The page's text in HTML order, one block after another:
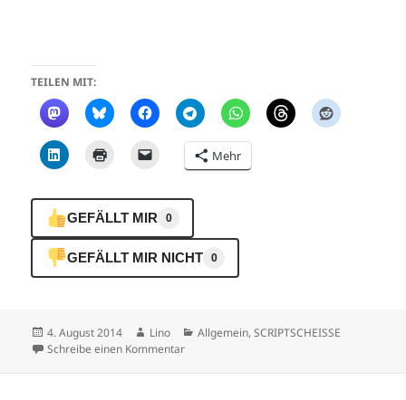
TEILEN MIT:
Mehr
GEFÄLLT MIR 0
GEFÄLLT MIR NICHT 0
Veröffentlicht
am
4. August 2014 Autor
Lino Kategorien
Allgemein,SCRIPTSCHEISSE
Schreibe einen Kommentarzu im alter von einem Monat als